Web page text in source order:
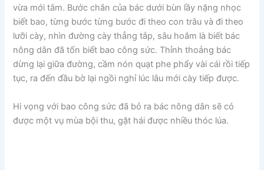
vừa mới tắm. Bước chân của bác dưới bùn lầy nặng nhọc
biết bao, từng bước từng bước đi theo con trâu và đi theo
lưỡi cày, nhìn đường cày thẳng tắp, sâu hoắm là biết bác
nông dân đã tốn biết bao công sức. Thỉnh thoảng bác
dừng lại giữa đường, cầm nón quạt phe phẩy vài cái rồi tiếp
tục, ra đến đầu bờ lại ngồi nghỉ lúc lâu mới cày tiếp được.
Hi vọng với bao công sức đã bỏ ra bác nông dân sẽ có
được một vụ mùa bội thu, gặt hái được nhiều thóc lúa.